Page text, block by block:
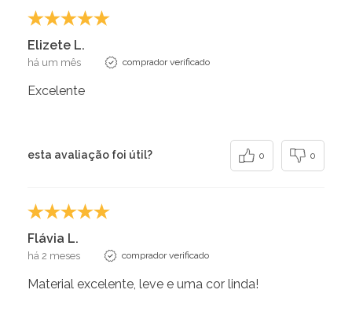
Elizete L.
há um mês comprador verificado
Excelente
esta avaliação foi útil? 0 0
Flávia L.
há 2 meses comprador verificado
Material excelente, leve e uma cor linda!